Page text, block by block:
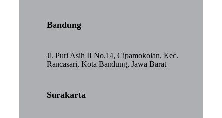
Bandung
Jl. Puri Asih II No.14, Cipamokolan, Kec.
Rancasari, Kota Bandung, Jawa Barat.
Surakarta